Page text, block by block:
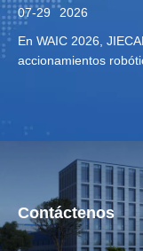
07-29
2026
En WAIC 2026,
accionamientos
altamente
Contáctenos